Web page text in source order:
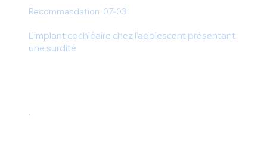
Recommandation 07-03
L’implant cochléaire chez l’adolescent présentant
une surdité